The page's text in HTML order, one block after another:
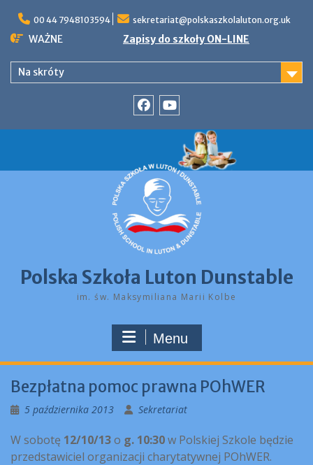
content
00 44 7948103594 sekretariat@polskaszkolaluton.org.uk
WAŻNE Zapisy do szkoły ON-LINE
Na skróty
Polska Szkoła Luton Dunstable
im. św. Maksymiliana Marii Kolbe
Menu
Bezpłatna pomoc prawna POhWER
5 października 2013 Sekretariat
W sobotę 12/10/13o g. 10:30w Polskiej Szkole będzie
przedstawiciel organizacji charytatywnej POhWER.